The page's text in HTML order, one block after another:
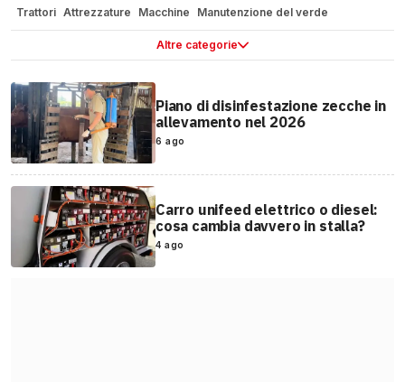
Altre categorie
Trattori Attrezzature Macchine
Manutenzione del verde
OmniFurgone.it
Piano di disinfestazione zecche in
allevamento nel 2026
6 ago
Carro unifeed elettrico o diesel:
cosa cambia davvero in stalla?
4 ago